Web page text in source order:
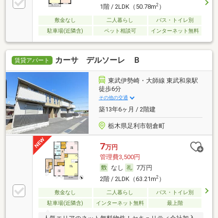
1階 / 2LDK（50.78m2）
敷金なし 二人暮らし
バス・トイレ別
駐車場(近隣含)
ペット相談可 インターネット無料
賃貸アパート カーサ デルソーレ Ｂ
東武伊勢崎・大師線 東武和泉駅
徒歩6分
その他の交通
築13年6ヶ月 / 2階建
栃木県足利市朝倉町
7万円
管理費3,500円
なし
7万円
2階 / 2LDK（63.21m2）
敷金なし 二人暮らし
バス・トイレ別
駐車場(近隣含)
インターネット無料 最上階